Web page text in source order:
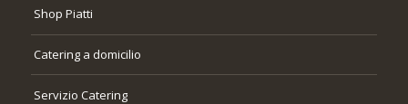
Shop Piatti
Catering a domicilio
Servizio Catering